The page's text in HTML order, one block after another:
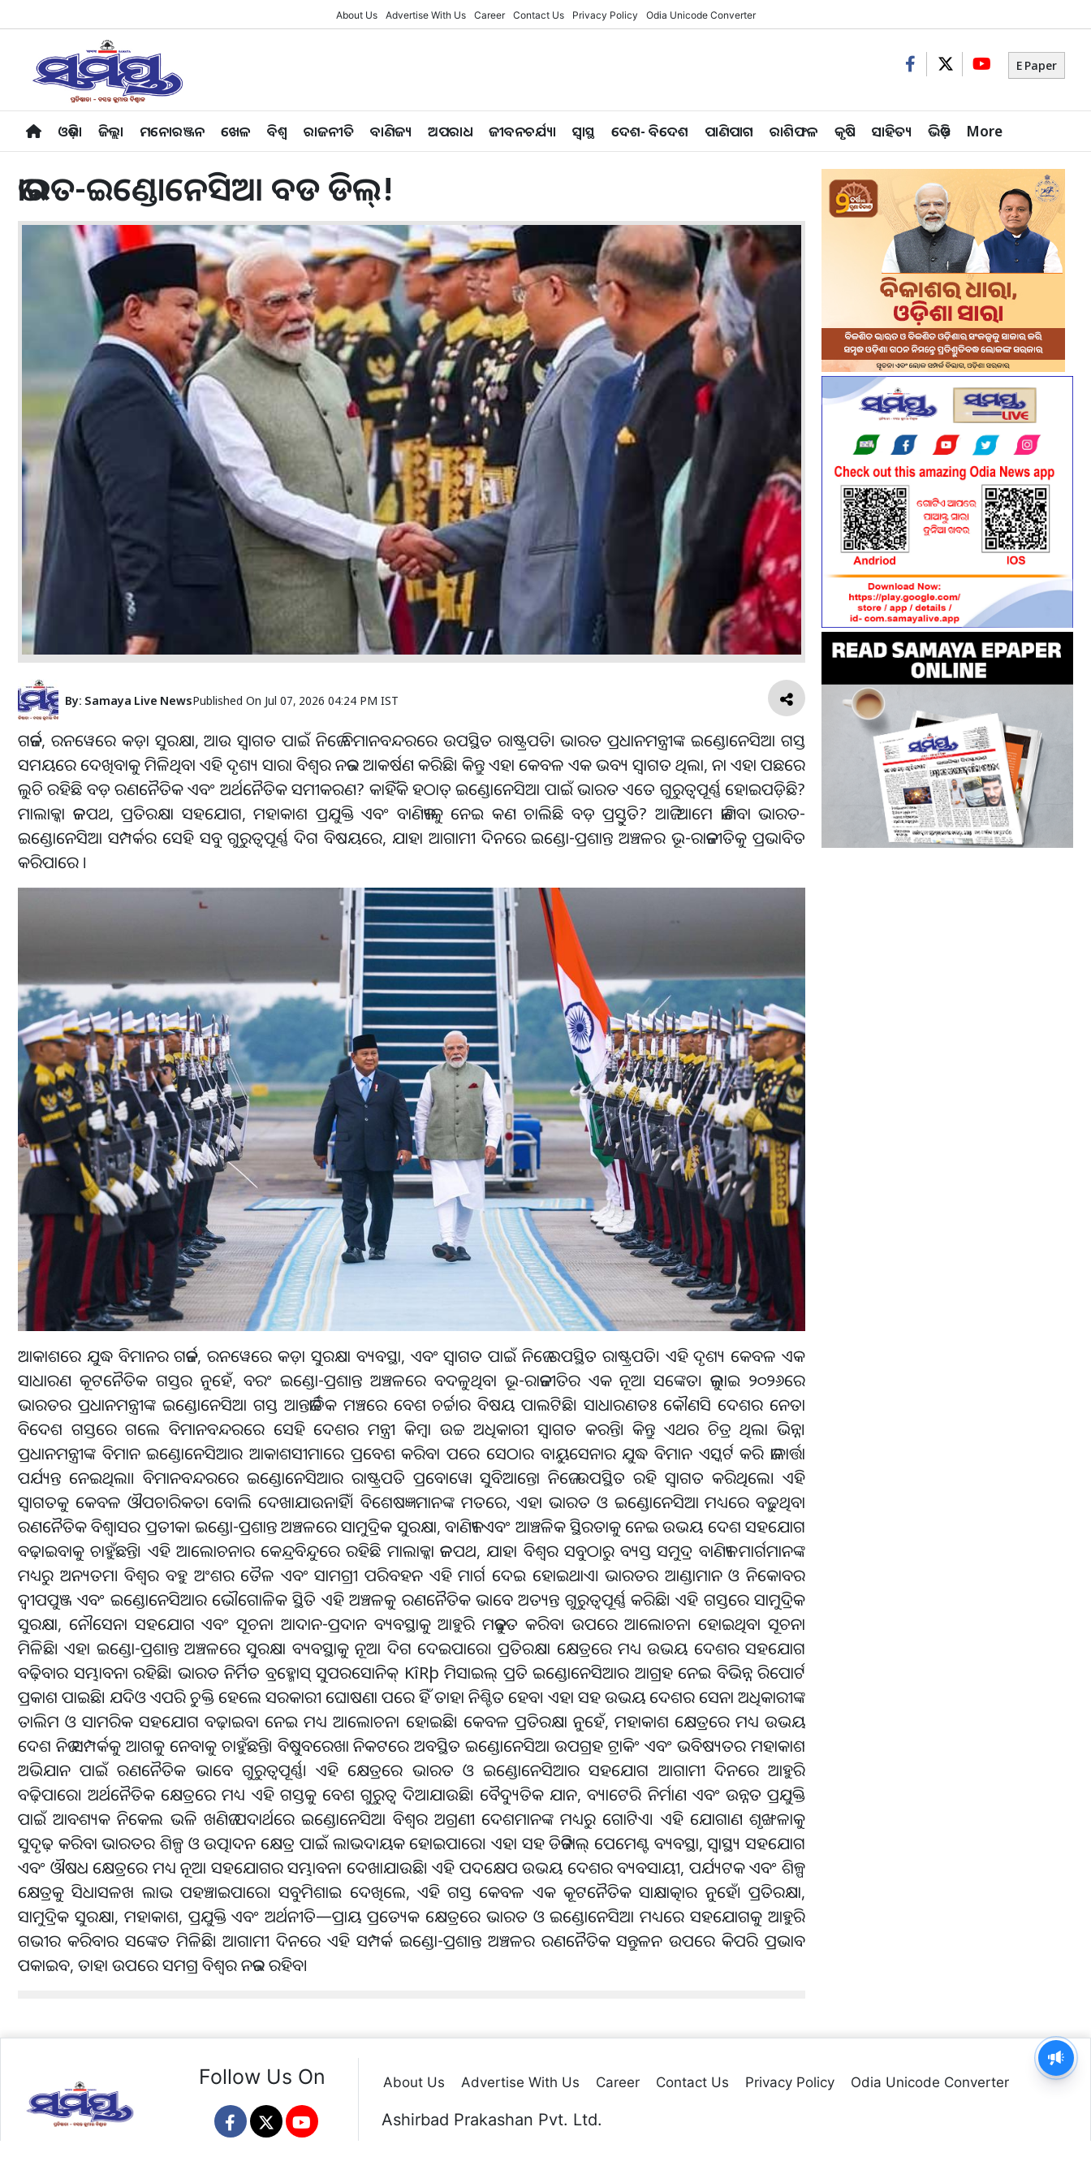
About Us Advertise With Us Career Contact Us Privacy Policy Odia Unicode Converter
E Paper
ଓଡ଼ିଶା ଜିଲ୍ଲା ମନୋରଞ୍ଜନ ଖେଳ ବିଶ୍ବ ରାଜନୀତି ବାଣିଜ୍ୟ ଅପରାଧ ଜୀବନଚର୍ଯ୍ୟା ସ୍ୱାସ୍ଥ ଦେଶ- ବିଦେଶ ପାଣିପାଗ ରାଶିଫଳ କୃଷି ସାହିତ୍ୟ ଭିଡ଼ିଓ More
ଭାରତ-ଇଣ୍ଡୋନେସିଆ ବଡ ଡିଲ୍!
By: Samaya Live NewsPublished On Jul 07, 2026 04:24 PM IST
ଗର୍ଜନ, ରନୱେରେ କଡ଼ା ସୁରକ୍ଷା, ଆଉ ସ୍ୱାଗତ ପାଇଁ ନିଜେ ବିମାନବନ୍ଦରରେ ଉପସ୍ଥିତ ରାଷ୍ଟ୍ରପତି। ଭାରତ ପ୍ରଧାନମନ୍ତ୍ରୀଙ୍କ ଇଣ୍ଡୋନେସିଆ ଗସ୍ତ
ସମୟରେ ଦେଖିବାକୁ ମିଳିଥିବା ଏହି ଦୃଶ୍ୟ ସାରା ବିଶ୍ୱର ନଜର ଆକର୍ଷଣ କରିଛି। କିନ୍ତୁ ଏହା କେବଳ ଏକ ଭବ୍ୟ ସ୍ୱାଗତ ଥିଲା, ନା ଏହା ପଛରେ
ଲୁଚି ରହିଛି ବଡ଼ ରଣନୈତିକ ଏବଂ ଅର୍ଥନୈତିକ ସମୀକରଣ? କାହିଁକି ହଠାତ୍ ଇଣ୍ଡୋନେସିଆ ପାଇଁ ଭାରତ ଏତେ ଗୁରୁତ୍ୱପୂର୍ଣ୍ଣ ହୋଇପଡ଼ିଛି?
ମାଲାକ୍କା ଜଳପଥ, ପ୍ରତିରକ୍ଷା ସହଯୋଗ, ମହାକାଶ ପ୍ରଯୁକ୍ତି ଏବଂ ବାଣିଜ୍ୟକୁ ନେଇ କଣ ଚାଲିଛି ବଡ଼ ପ୍ରସ୍ତୁତି? ଆଜି ଆମେ ଜାଣିବା ଭାରତ-
ଇଣ୍ଡୋନେସିଆ ସମ୍ପର୍କର ସେହି ସବୁ ଗୁରୁତ୍ୱପୂର୍ଣ୍ଣ ଦିଗ ବିଷୟରେ, ଯାହା ଆଗାମୀ ଦିନରେ ଇଣ୍ଡୋ-ପ୍ରଶାନ୍ତ ଅଞ୍ଚଳର ଭୂ-ରାଜନୀତିକୁ ପ୍ରଭାବିତ
କରିପାରେ ।
ଆକାଶରେ ଯୁଦ୍ଧ ବିମାନର ଗର୍ଜନ, ରନୱେରେ କଡ଼ା ସୁରକ୍ଷା ବ୍ୟବସ୍ଥା, ଏବଂ ସ୍ୱାଗତ ପାଇଁ ନିଜେ ଉପସ୍ଥିତ ରାଷ୍ଟ୍ରପତି। ଏହି ଦୃଶ୍ୟ କେବଳ ଏକ
ସାଧାରଣ କୂଟନୈତିକ ଗସ୍ତର ନୁହେଁ, ବରଂ ଇଣ୍ଡୋ-ପ୍ରଶାନ୍ତ ଅଞ୍ଚଳରେ ବଦଳୁଥିବା ଭୂ-ରାଜନୀତିର ଏକ ନୂଆ ସଙ୍କେତ। ଜୁଲାଇ ୨୦୨୬ରେ
ଭାରତର ପ୍ରଧାନମନ୍ତ୍ରୀଙ୍କ ଇଣ୍ଡୋନେସିଆ ଗସ୍ତ ଆନ୍ତର୍ଜାତିକ ମଞ୍ଚରେ ବେଶ ଚର୍ଚ୍ଚାର ବିଷୟ ପାଲଟିଛି। ସାଧାରଣତଃ କୌଣସି ଦେଶର ନେତା
ବିଦେଶ ଗସ୍ତରେ ଗଲେ ବିମାନବନ୍ଦରରେ ସେହି ଦେଶର ମନ୍ତ୍ରୀ କିମ୍ବା ଉଚ୍ଚ ଅଧିକାରୀ ସ୍ୱାଗତ କରନ୍ତି। କିନ୍ତୁ ଏଥର ଚିତ୍ର ଥିଲା ଭିନ୍ନ।
ପ୍ରଧାନମନ୍ତ୍ରୀଙ୍କ ବିମାନ ଇଣ୍ଡୋନେସିଆର ଆକାଶସୀମାରେ ପ୍ରବେଶ କରିବା ପରେ ସେଠାର ବାୟୁସେନାର ଯୁଦ୍ଧ ବିମାନ ଏସ୍କର୍ଟ କରି ଜାକାର୍ତ୍ତା
ପର୍ଯ୍ୟନ୍ତ ନେଇଥିଲା। ବିମାନବନ୍ଦରରେ ଇଣ୍ଡୋନେସିଆର ରାଷ୍ଟ୍ରପତି ପ୍ରବୋୱୋ ସୁବିଆନ୍ତୋ ନିଜେ ଉପସ୍ଥିତ ରହି ସ୍ୱାଗତ କରିଥିଲେ। ଏହି
ସ୍ୱାଗତକୁ କେବଳ ଔପଚାରିକତା ବୋଲି ଦେଖାଯାଉନାହିଁ। ବିଶେଷଜ୍ଞମାନଙ୍କ ମତରେ, ଏହା ଭାରତ ଓ ଇଣ୍ଡୋନେସିଆ ମଧ୍ୟରେ ବଢ଼ୁଥିବା
ରଣନୈତିକ ବିଶ୍ୱାସର ପ୍ରତୀକ। ଇଣ୍ଡୋ-ପ୍ରଶାନ୍ତ ଅଞ୍ଚଳରେ ସାମୁଦ୍ରିକ ସୁରକ୍ଷା, ବାଣିଜ୍ୟ ଏବଂ ଆଞ୍ଚଳିକ ସ୍ଥିରତାକୁ ନେଇ ଉଭୟ ଦେଶ ସହଯୋଗ
ବଢ଼ାଇବାକୁ ଚାହୁଁଛନ୍ତି। ଏହି ଆଲୋଚନାର କେନ୍ଦ୍ରବିନ୍ଦୁରେ ରହିଛି ମାଲାକ୍କା ଜଳପଥ, ଯାହା ବିଶ୍ୱର ସବୁଠାରୁ ବ୍ୟସ୍ତ ସମୁଦ୍ର ବାଣିଜ୍ୟ ମାର୍ଗମାନଙ୍କ
ମଧ୍ୟରୁ ଅନ୍ୟତମ। ବିଶ୍ୱର ବହୁ ଅଂଶର ତୈଳ ଏବଂ ସାମଗ୍ରୀ ପରିବହନ ଏହି ମାର୍ଗ ଦେଇ ହୋଇଥାଏ। ଭାରତର ଆଣ୍ଡାମାନ ଓ ନିକୋବର
ଦ୍ୱୀପପୁଞ୍ଜ ଏବଂ ଇଣ୍ଡୋନେସିଆର ଭୌଗୋଳିକ ସ୍ଥିତି ଏହି ଅଞ୍ଚଳକୁ ରଣନୈତିକ ଭାବେ ଅତ୍ୟନ୍ତ ଗୁରୁତ୍ୱପୂର୍ଣ୍ଣ କରିଛି। ଏହି ଗସ୍ତରେ ସାମୁଦ୍ରିକ
ସୁରକ୍ଷା, ନୌସେନା ସହଯୋଗ ଏବଂ ସୂଚନା ଆଦାନ-ପ୍ରଦାନ ବ୍ୟବସ୍ଥାକୁ ଆହୁରି ମଜବୁତ କରିବା ଉପରେ ଆଲୋଚନା ହୋଇଥିବା ସୂଚନା
ମିଳିଛି। ଏହା ଇଣ୍ଡୋ-ପ୍ରଶାନ୍ତ ଅଞ୍ଚଳରେ ସୁରକ୍ଷା ବ୍ୟବସ୍ଥାକୁ ନୂଆ ଦିଗ ଦେଇପାରେ। ପ୍ରତିରକ୍ଷା କ୍ଷେତ୍ରରେ ମଧ୍ୟ ଉଭୟ ଦେଶର ସହଯୋଗ
ବଢ଼ିବାର ସମ୍ଭାବନା ରହିଛି। ଭାରତ ନିର୍ମିତ ବ୍ରହ୍ମୋସ୍ ସୁପରସୋନିକ୍ KîRþ ମିସାଇଲ୍ ପ୍ରତି ଇଣ୍ଡୋନେସିଆର ଆଗ୍ରହ ନେଇ ବିଭିନ୍ନ ରିପୋର୍ଟ
ପ୍ରକାଶ ପାଇଛି। ଯଦିଓ ଏପରି ଚୁକ୍ତି ହେଲେ ସରକାରୀ ଘୋଷଣା ପରେ ହିଁ ତାହା ନିଶ୍ଚିତ ହେବ। ଏହା ସହ ଉଭୟ ଦେଶର ସେନା ଅଧିକାରୀଙ୍କ
ତାଲିମ ଓ ସାମରିକ ସହଯୋଗ ବଢ଼ାଇବା ନେଇ ମଧ୍ୟ ଆଲୋଚନା ହୋଇଛି। କେବଳ ପ୍ରତିରକ୍ଷା ନୁହେଁ, ମହାକାଶ କ୍ଷେତ୍ରରେ ମଧ୍ୟ ଉଭୟ
ଦେଶ ନିଜ ସମ୍ପର୍କକୁ ଆଗକୁ ନେବାକୁ ଚାହୁଁଛନ୍ତି। ବିଷୁବରେଖା ନିକଟରେ ଅବସ୍ଥିତ ଇଣ୍ଡୋନେସିଆ ଉପଗ୍ରହ ଟ୍ରାକିଂ ଏବଂ ଭବିଷ୍ୟତର ମହାକାଶ
ଅଭିଯାନ ପାଇଁ ରଣନୈତିକ ଭାବେ ଗୁରୁତ୍ୱପୂର୍ଣ୍ଣ। ଏହି କ୍ଷେତ୍ରରେ ଭାରତ ଓ ଇଣ୍ଡୋନେସିଆର ସହଯୋଗ ଆଗାମୀ ଦିନରେ ଆହୁରି
ବଢ଼ିପାରେ। ଅର୍ଥନୈତିକ କ୍ଷେତ୍ରରେ ମଧ୍ୟ ଏହି ଗସ୍ତକୁ ବେଶ ଗୁରୁତ୍ୱ ଦିଆଯାଉଛି। ବୈଦ୍ୟୁତିକ ଯାନ, ବ୍ୟାଟେରି ନିର୍ମାଣ ଏବଂ ଉନ୍ନତ ପ୍ରଯୁକ୍ତି
ପାଇଁ ଆବଶ୍ୟକ ନିକେଲ ଭଳି ଖଣିଜ ପଦାର୍ଥରେ ଇଣ୍ଡୋନେସିଆ ବିଶ୍ୱର ଅଗ୍ରଣୀ ଦେଶମାନଙ୍କ ମଧ୍ୟରୁ ଗୋଟିଏ। ଏହି ଯୋଗାଣ ଶୃଙ୍ଖଳାକୁ
ସୁଦୃଢ଼ କରିବା ଭାରତର ଶିଳ୍ପ ଓ ଉତ୍ପାଦନ କ୍ଷେତ୍ର ପାଇଁ ଲାଭଦାୟକ ହୋଇପାରେ। ଏହା ସହ ଡିଜିଟାଲ୍ ପେମେଣ୍ଟ ବ୍ୟବସ୍ଥା, ସ୍ୱାସ୍ଥ୍ୟ ସହଯୋଗ
ଏବଂ ଔଷଧ କ୍ଷେତ୍ରରେ ମଧ୍ୟ ନୂଆ ସହଯୋଗର ସମ୍ଭାବନା ଦେଖାଯାଉଛି। ଏହି ପଦକ୍ଷେପ ଉଭୟ ଦେଶର ବ୍ୟବସାୟୀ, ପର୍ଯ୍ୟଟକ ଏବଂ ଶିଳ୍ପ
କ୍ଷେତ୍ରକୁ ସିଧାସଳଖ ଲାଭ ପହଞ୍ଚାଇପାରେ। ସବୁମିଶାଇ ଦେଖିଲେ, ଏହି ଗସ୍ତ କେବଳ ଏକ କୂଟନୈତିକ ସାକ୍ଷାତ୍କାର ନୁହେଁ। ପ୍ରତିରକ୍ଷା,
ସାମୁଦ୍ରିକ ସୁରକ୍ଷା, ମହାକାଶ, ପ୍ରଯୁକ୍ତି ଏବଂ ଅର୍ଥନୀତି—ପ୍ରାୟ ପ୍ରତ୍ୟେକ କ୍ଷେତ୍ରରେ ଭାରତ ଓ ଇଣ୍ଡୋନେସିଆ ମଧ୍ୟରେ ସହଯୋଗକୁ ଆହୁରି
ଗଭୀର କରିବାର ସଙ୍କେତ ମିଳିଛି। ଆଗାମୀ ଦିନରେ ଏହି ସମ୍ପର୍କ ଇଣ୍ଡୋ-ପ୍ରଶାନ୍ତ ଅଞ୍ଚଳର ରଣନୈତିକ ସନ୍ତୁଳନ ଉପରେ କିପରି ପ୍ରଭାବ
ପକାଇବ, ତାହା ଉପରେ ସମଗ୍ର ବିଶ୍ୱର ନଜର ରହିବ।
Follow Us On About Us Advertise With Us Career Contact Us Privacy Policy Odia Unicode Converter
Ashirbad Prakashan Pvt. Ltd.